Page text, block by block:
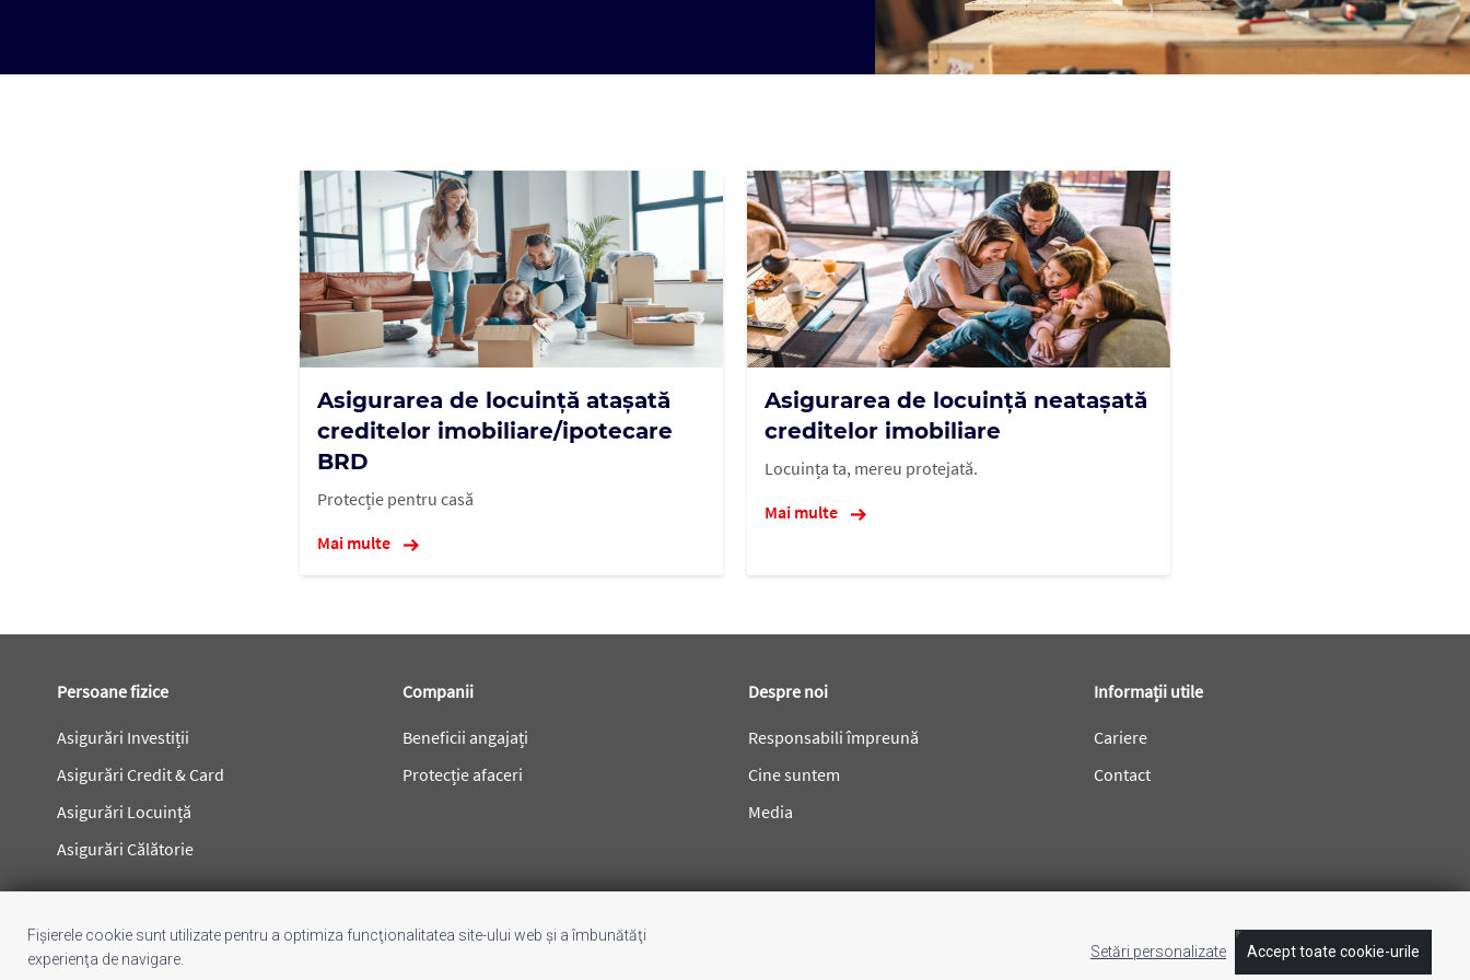
Asigurarea de locuință atașată
creditelor imobiliare/ipotecare
BRD
Protecție pentru casă
Mai multe
Asigurarea de locuință neatașată
creditelor imobiliare
Locuința ta, mereu protejată.
Mai multe
Persoane fizice
Asigurări Investiții
Asigurări Credit & Card
Asigurări Locuință
Asigurări Călătorie
Companii
Beneficii angajați
Protecție afaceri
Despre noi
Responsabili împreună
Cine suntem
Media
Informații utile
Cariere
Contact
Fișierele cookie sunt utilizate pentru a optimiza funcţionalitatea site-ului web şi a îmbunătăţi
experienţa de navigare.
Setări personalizate Accept toate cookie-urile